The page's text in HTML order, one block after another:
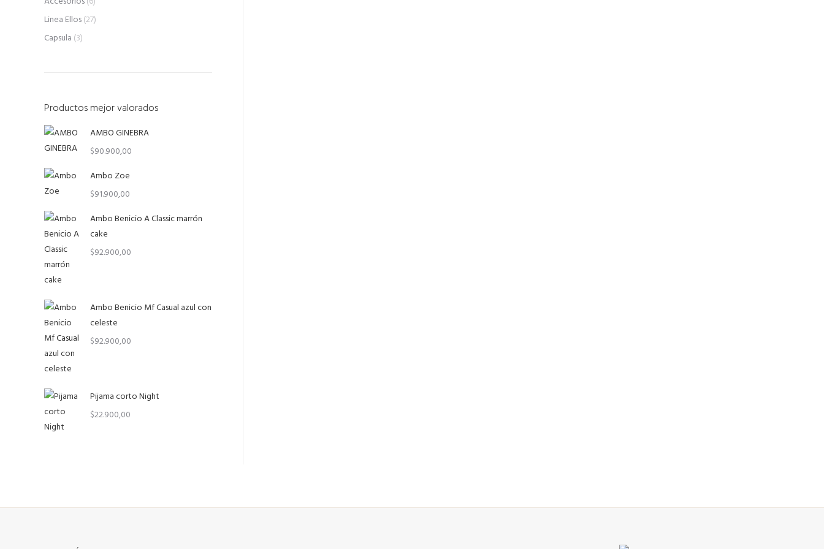
Linea Ellos(27)
Capsula (3)
Productos mejor valorados
AMBO GINEBRA
$90.900,00
Ambo Zoe
$91.900,00
Ambo Benicio A Classic marrón
cake
$92.900,00
Ambo Benicio Mf Casual azul con
celeste
$92.900,00
Pijama corto Night
$22.900,00